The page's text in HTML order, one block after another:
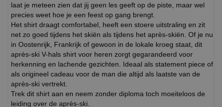
laat je meteen zien dat jij geen les geeft op de piste, maar wel
precies weet hoe je een feest op gang brengt.
Het shirt draagt comfortabel, heeft een stoere uitstraling en zit
net zo goed tijdens het skiën als tijdens het après-skiën. Of je nu
in Oostenrijk, Frankrijk of gewoon in de lokale kroeg staat, dit
après-ski V-hals shirt voor heren zorgt gegarandeerd voor
herkenning en lachende gezichten. Ideaal als statement piece of
als origineel cadeau voor de man die altijd als laatste van de
après-ski vertrekt.
Trek dit shirt aan en neem zonder diploma toch moeiteloos de
leiding over de après-ski.